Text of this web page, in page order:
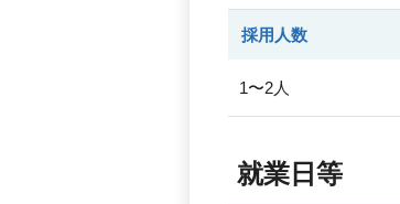
採用人数
1〜2人
就業日等